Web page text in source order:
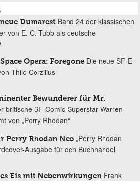
Dumarest Band 24 der klassischen
von E. C. Tubb als deutsche
Opera: Foregone Die neue SF-E-
Thilo Corzilius
Bewunderer für Mr.
britische SF-Comic-Superstar Warren
von „Perry Rhodan“
Perry Rhodan Neo „Perry Rhodan
Ausgabe für den Buchhandel
Eis mit Nebenwirkungen Frank